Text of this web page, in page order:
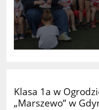
Klasa 1a w
„Marszewo” w